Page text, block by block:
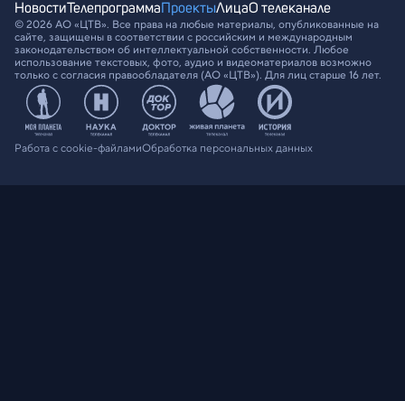
НовостиТелепрограммаПроектыЛицаО телеканале
© 2026 АО «ЦТВ». Все права на любые материалы, опубликованные на
сайте, защищены в соответствии с российским и международным
законодательством об интеллектуальной собственности. Любое
использование текстовых, фото, аудио и видеоматериалов возможно
только с согласия правообладателя (АО «ЦТВ»). Для лиц старше 16 лет.
Работа с cookie-файламиОбработка персональных данных